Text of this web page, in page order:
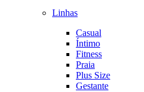
Linhas
Casual
Íntimo
Fitness
Praia
Plus Size
Gestante